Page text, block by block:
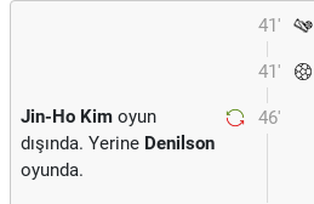
41'
41'
46'
Jin-Ho Kim oyun
dışında. Yerine Denilson
oyunda.